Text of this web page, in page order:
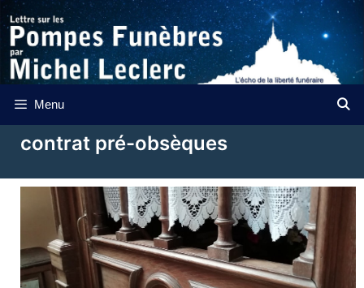
Aller
au
contenu
Menu
contrat pré-obsèques